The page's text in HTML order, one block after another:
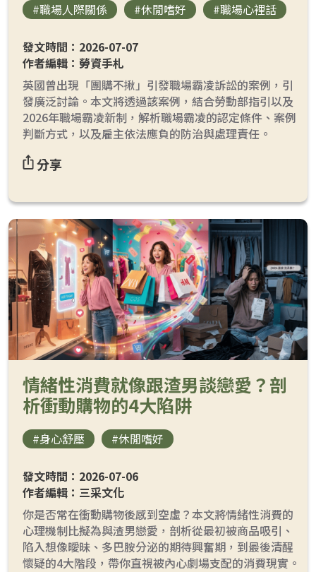
#職場人際關係 #休閒嗜好 #職場心裡話
發文時間：2026-07-07
作者編輯：勞資手札
英國曾出現「團購不揪」引發職場霸凌訴訟的案例，引
發廣泛討論。本文將透過該案例，結合勞動部指引以及
2026年職場霸凌新制，解析職場霸凌的認定條件、案例
判斷方式，以及雇主依法應負的防治與處理責任。
分享
情緒性消費就像跟渣男談戀愛？剖
析衝動購物的4大陷阱
#身心舒壓 #休閒嗜好
發文時間：2026-07-06
作者編輯：三采文化
你是否常在衝動購物後感到空虛？本文將情緒性消費的
心理機制比擬為與渣男戀愛，剖析從最初被商品吸引、
陷入想像曖昧、多巴胺分泌的期待興奮期，到最後清醒
懷疑的4大階段，帶你直視被內心劇場支配的消費現實。